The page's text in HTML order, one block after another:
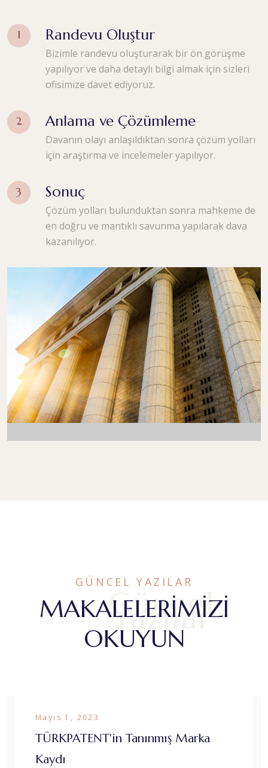
Randevu Oluştur
Bizimle randevu oluşturarak bir ön görüşme
yapılıyor ve daha detaylı bilgi almak için sizleri
ofisimize davet ediyoruz.
Anlama ve Çözümleme
Davanın olayı anlaşıldıktan sonra çözüm yolları
için araştırma ve incelemeler yapılıyor.
Sonuç
Çözüm yolları bulunduktan sonra mahkeme de
en doğru ve mantıklı savunma yapılarak dava
kazanılıyor.
GÜNCEL YAZILAR
MAKALELERIMIZI
OKUYUN
Güncel
Yazılar
Mayıs 1, 2023
TÜRKPATENT'in Tanınmış Marka
Kaydı